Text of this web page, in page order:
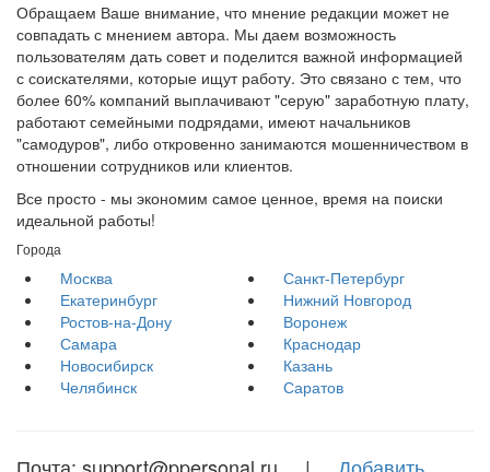
Обращаем Ваше внимание, что мнение редакции может не
совпадать с мнением автора. Мы даем возможность
пользователям дать совет и поделится важной информацией
с соискателями, которые ищут работу. Это связано с тем, что
более 60% компаний выплачивают "серую" заработную плату,
работают семейными подрядами, имеют начальников
"самодуров", либо откровенно занимаются мошенничеством в
отношении сотрудников или клиентов.
Все просто - мы экономим самое ценное, время на поиски
идеальной работы!
Города
Москва
Санкт-Петербург
Екатеринбург
Нижний Новгород
Ростов-на-Дону
Воронеж
Самара
Краснодар
Новосибирск
Казань
Челябинск
Саратов